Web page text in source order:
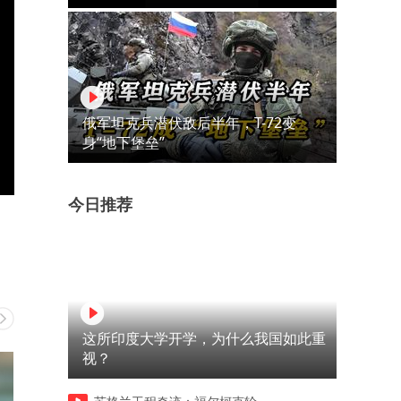
俄军坦克兵潜伏敌后半年，T-72变
身“地下堡垒”
今日推荐
这所印度大学开学，为什么我国如此重
视？